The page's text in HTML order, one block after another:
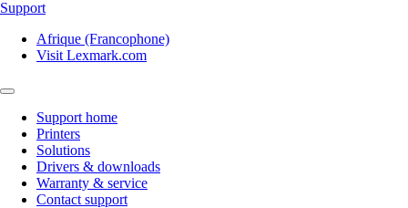
Support
Afrique (Francophone)
Visit Lexmark.com
Support home
Printers
Solutions
Drivers & downloads
Warranty & service
Contact support